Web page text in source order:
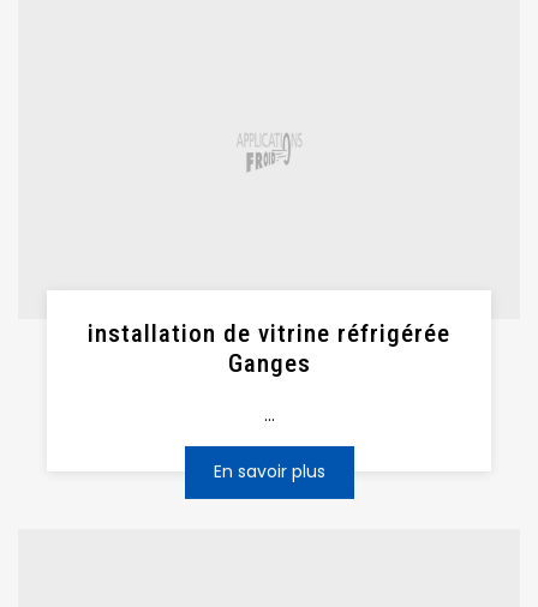
installation de vitrine réfrigérée
Ganges
...
En savoir plus